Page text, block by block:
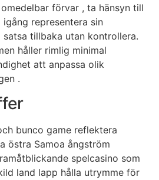
förvar , ta hänsyn till
representera sin
tillbaka utan kontrollera.
håller rimlig minimal
att anpassa olik
.
bunco game reflektera
östra Samoa ångström
spelcasino som
land lapp hålla utrymme för